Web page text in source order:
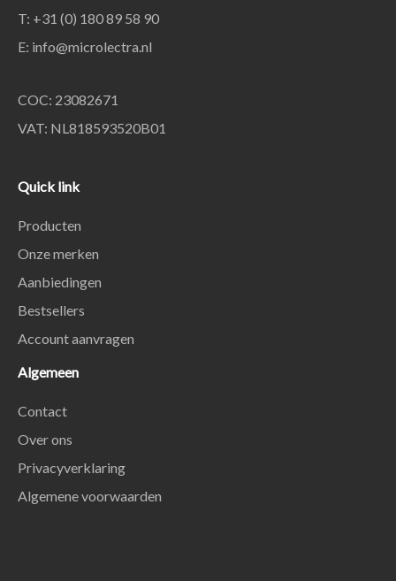
T: +31 (0) 180 89 58 90
E: info@microlectra.nl
COC: 23082671
VAT: NL818593520B01
Quick link
Producten
Onze merken
Aanbiedingen
Bestsellers
Account aanvragen
Algemeen
Contact
Over ons
Privacyverklaring
Algemene voorwaarden